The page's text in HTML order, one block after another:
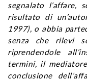
segnalato l’affare,
risultato di
1997), o abbia
senza che rilevi
riprendendole
termini, il
conclusione